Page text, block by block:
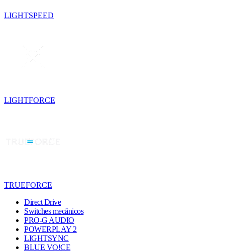
LIGHTSPEED
LIGHTFORCE
TRUEFORCE
Direct Drive
Switches mecânicos
PRO-G AUDIO
POWERPLAY 2
LIGHTSYNC
BLUE VO!CE